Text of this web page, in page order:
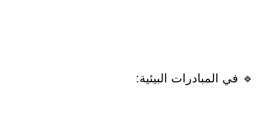
🔹 في المبادرات البيئية: